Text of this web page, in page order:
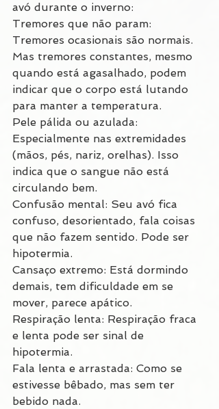
avó durante o inverno:
Tremores que não param:
Tremores ocasionais são normais.
Mas tremores constantes, mesmo
quando está agasalhado, podem
indicar que o corpo está lutando
para manter a temperatura.
Pele pálida ou azulada:
Especialmente nas extremidades
(mãos, pés, nariz, orelhas). Isso
indica que o sangue não está
circulando bem.
Confusão mental: Seu avó fica
confuso, desorientado, fala coisas
que não fazem sentido. Pode ser
hipotermia.
Cansaço extremo: Está dormindo
demais, tem dificuldade em se
mover, parece apático.
Respiração lenta: Respiração fraca
e lenta pode ser sinal de
hipotermia.
Fala lenta e arrastada: Como se
estivesse bêbado, mas sem ter
bebido nada.